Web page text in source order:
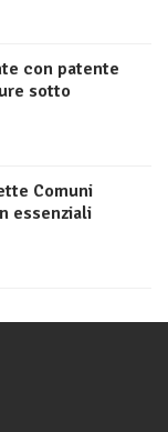
con patente
sotto
Comuni
essenziali